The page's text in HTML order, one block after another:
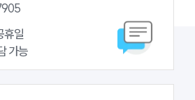
업무사례
주요 업무사례
분석/최신동향
법률정보
법률지식인
휴일
가능